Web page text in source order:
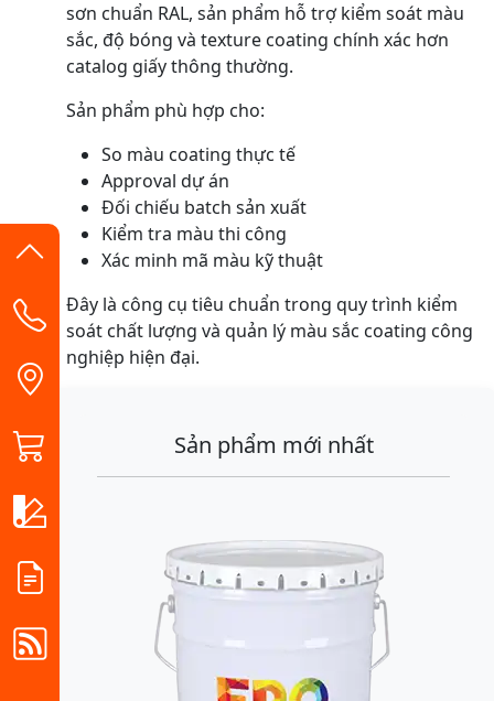
sơn chuẩn RAL, sản phẩm hỗ trợ kiểm soát màu
sắc, độ bóng và texture coating chính xác hơn
catalog giấy thông thường.
Sản phẩm phù hợp cho:
So màu coating thực tế
Approval dự án
Đối chiếu batch sản xuất
Kiểm tra màu thi công
Xác minh mã màu kỹ thuật
Đây là công cụ tiêu chuẩn trong quy trình kiểm
soát chất lượng và quản lý màu sắc coating công
nghiệp hiện đại.
Sản phẩm mới nhất